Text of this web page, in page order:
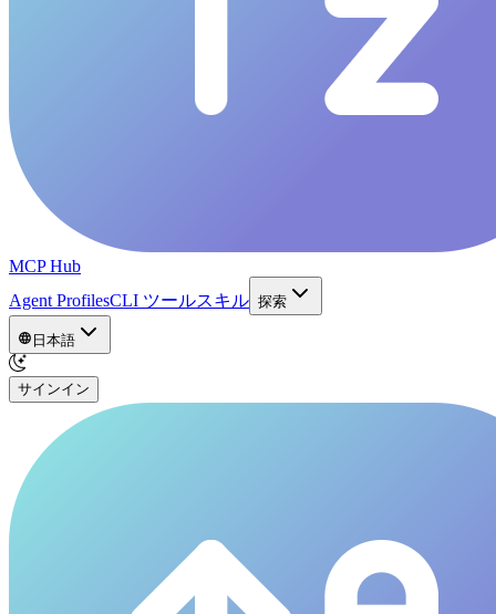
MCP Hub
Agent ProfilesCLI ツールスキル 探索
日本語
サインイン